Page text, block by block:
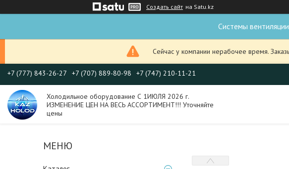
Создать сайт на Satu.kz
Системы
Сейчас у компании нерабочее время.
+7 (777) 843-26-27 +7 (707) 889-80-98 +7 (747) 210-11-21
Холодильное оборудование С 1ИЮЛЯ 2026 г.
ИЗМЕНЕНИЕ ЦЕН НА ВЕСЬ АССОРТИМЕНТ!!! Уточняйте
цены